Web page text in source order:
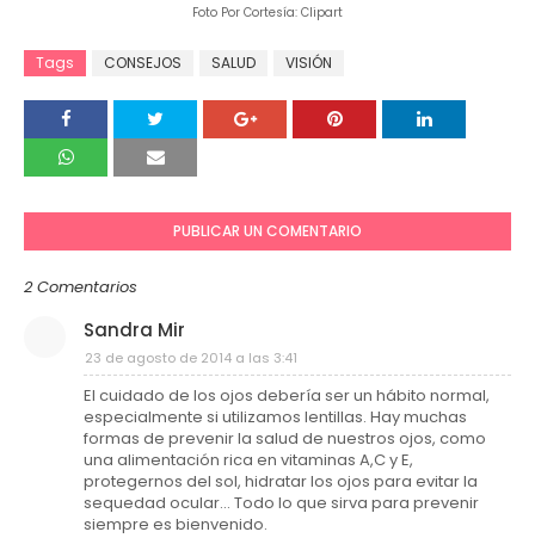
Foto Por Cortesía: Clipart
Tags CONSEJOS SALUD VISIÓN
PUBLICAR UN COMENTARIO
2 Comentarios
Sandra Mir
23 de agosto de 2014 a las 3:41
El cuidado de los ojos debería ser un hábito normal,
especialmente si utilizamos lentillas. Hay muchas
formas de prevenir la salud de nuestros ojos, como
una alimentación rica en vitaminas A,C y E,
protegernos del sol, hidratar los ojos para evitar la
sequedad ocular... Todo lo que sirva para prevenir
siempre es bienvenido.